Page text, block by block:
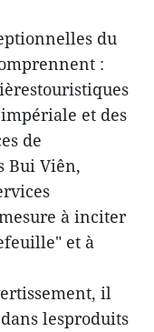
du
:
et des
de
Bui Viên,
à inciter
et à
il
lesproduits